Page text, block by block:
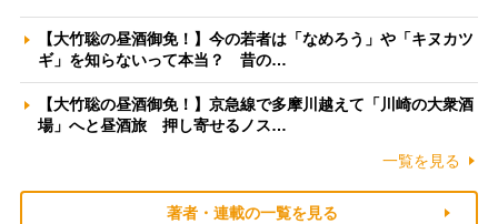
【大竹聡の昼酒御免！】今の若者は「なめろう」や「キヌカツ
ギ」を知らないって本当？ 昔の…
【大竹聡の昼酒御免！】京急線で多摩川越えて「川崎の大衆酒
場」へと昼酒旅 押し寄せるノス…
一覧を見る
著者・連載の一覧を見る